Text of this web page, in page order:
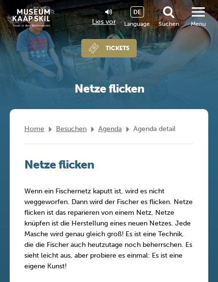
Lies vor Language
DE
Suchen
TICKETS
Menu
Netze flicken
Home Besuchen Agenda Agenda detail
Netze flicken
Wenn ein Fischernetz kaputt ist, wird es nicht
weggeworfen. Dann wird der Fischer es flicken. Netze
flicken ist das reparieren von einem Netz, Netze
knüpfen ist die Herstellung eines neuen Netzes. Jede
Masche wird genau gleich groß! Es ist eine Technik,
die die Fischer auch heutzutage noch beherrschen. Es
sieht leicht aus, aber probiere es einmal: Es ist eine
eigene Kunst!